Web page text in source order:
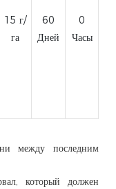
15 г/
га
60
Дней
0
Часы
между последним
который должен